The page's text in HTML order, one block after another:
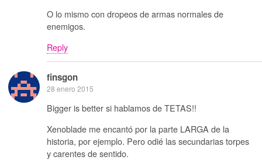
O lo mismo con dropeos de armas normales de
enemigos.
Reply
finsgon
28 enero 2015
Bigger is better si hablamos de TETAS!!
Xenoblade me encantó por la parte LARGA de la
historia, por ejemplo. Pero odié las secundarias torpes
y carentes de sentido.